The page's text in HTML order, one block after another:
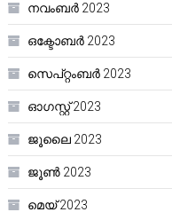
നവംബർ 2023
ഒക്ടോബർ 2023
സെപ്റ്റംബർ 2023
ഓഗസ്റ്റ്‌ 2023
ജൂലൈ 2023
ജൂൺ 2023
മെയ്‌ 2023